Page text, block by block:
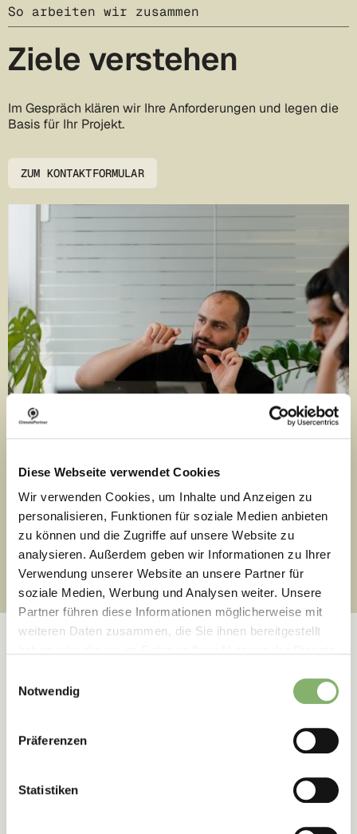
Diese Webseite verwendet Cookies
Wir verwenden Cookies, um Inhalte und Anzeigen zu
personalisieren, Funktionen für soziale Medien anbieten
zu können und die Zugriffe auf unsere Website zu
analysieren. Außerdem geben wir Informationen zu Ihrer
Verwendung unserer Website an unsere Partner für
soziale Medien, Werbung und Analysen weiter. Unsere
Partner führen diese Informationen möglicherweise mit
weiteren Daten zusammen, die Sie ihnen bereitgestellt
Notwendig
Präferenzen
Statistiken
So arbeiten wir zusammen
Ziele verstehen
Im Gespräch klären wir Ihre Anforderungen und legen die
Basis für Ihr Projekt.
ZUM KONTAKTFORMULAR
Ziele verstehen
Erfolgsgeschichten
Wie unseren Kunden die